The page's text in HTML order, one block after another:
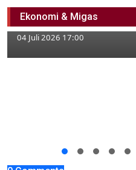
Ekonomi & Migas
Ayam GAYATRI,
Bojonegoro
04 Juli 2026 17:00